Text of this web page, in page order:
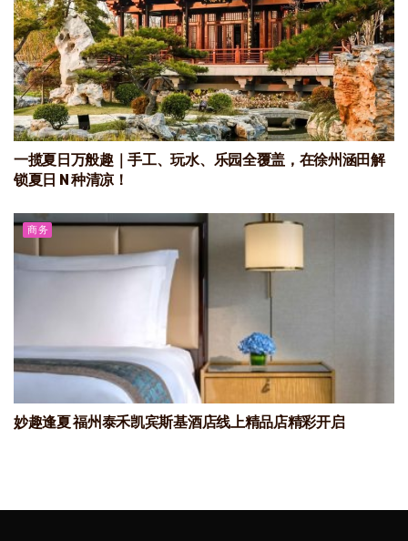
一揽夏日万般趣｜手工、玩水、乐园全覆盖，在徐州涵田解
锁夏日 N 种清凉！
商务
妙趣逢夏 福州泰禾凯宾斯基酒店线上精品店精彩开启